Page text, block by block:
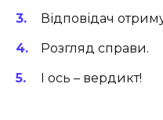
Відповідач
Розгляд справи.
І ось – вердикт!